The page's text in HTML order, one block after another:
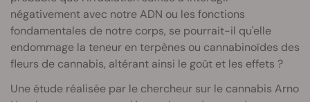
négativement avec notre ADN ou les fonctions
fondamentales de notre corps, se pourrait-il qu'elle
endommage la teneur en terpènes ou cannabinoïdes des
fleurs de cannabis, altérant ainsi le goût et les effets ?
Une étude réalisée par le chercheur sur le cannabis Arno